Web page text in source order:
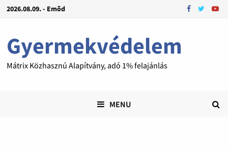
2026.08.09. - Emõd
Gyermekvédelem
Mátrix Közhasznú Alapítvány, adó 1% felajánlás
MENU